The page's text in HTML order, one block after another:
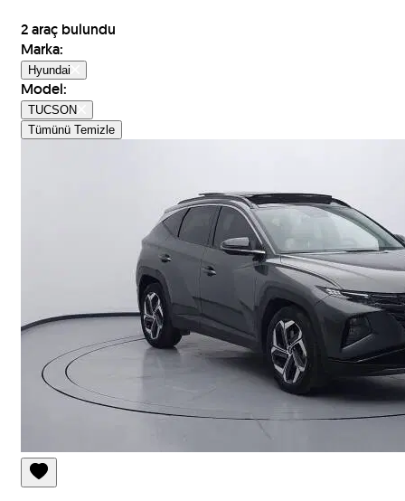
2araç bulundu
Marka:
Hyundai
Model:
TUCSON
Tümünü Temizle